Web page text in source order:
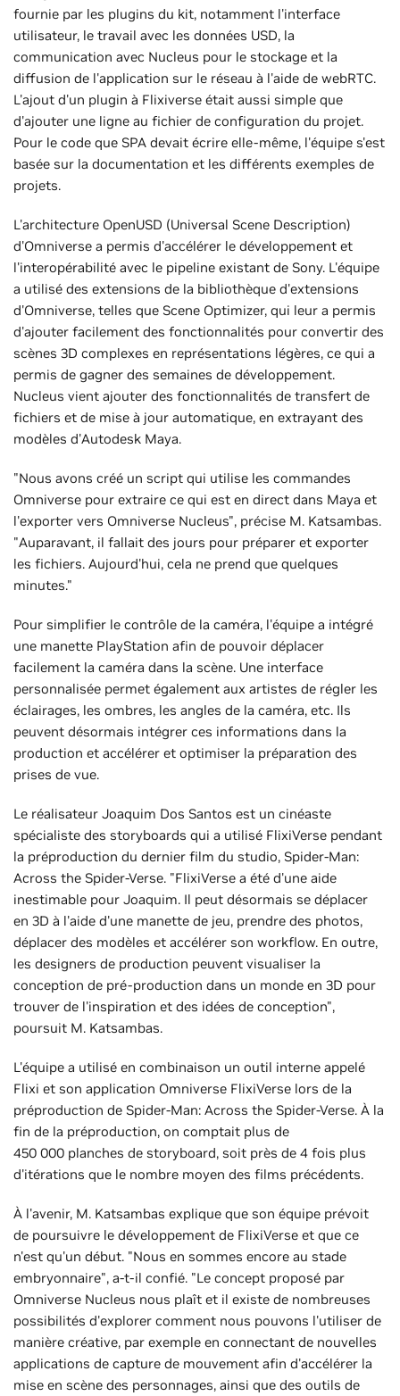
fournie par les plugins du kit, notamment l'interface
utilisateur, le travail avec les données USD, la
communication avec Nucleus pour le stockage et la
diffusion de l'application sur le réseau à l'aide de webRTC.
L'ajout d'un plugin à Flixiverse était aussi simple que
d'ajouter une ligne au fichier de configuration du projet.
Pour le code que SPA devait écrire elle-même, l'équipe s'est
basée sur la documentation et les différents exemples de
projets.
L'architecture OpenUSD (Universal Scene Description)
d'Omniverse a permis d'accélérer le développement et
l'interopérabilité avec le pipeline existant de Sony. L'équipe
a utilisé des extensions de la bibliothèque d'extensions
d'Omniverse, telles que Scene Optimizer, qui leur a permis
d'ajouter facilement des fonctionnalités pour convertir des
scènes 3D complexes en représentations légères, ce qui a
permis de gagner des semaines de développement.
Nucleus vient ajouter des fonctionnalités de transfert de
fichiers et de mise à jour automatique, en extrayant des
modèles d'Autodesk Maya.
"Nous avons créé un script qui utilise les commandes
Omniverse pour extraire ce qui est en direct dans Maya et
l'exporter vers Omniverse Nucleus", précise M. Katsambas.
"Auparavant, il fallait des jours pour préparer et exporter
les fichiers. Aujourd'hui, cela ne prend que quelques
minutes."
Pour simplifier le contrôle de la caméra, l'équipe a intégré
une manette PlayStation afin de pouvoir déplacer
facilement la caméra dans la scène. Une interface
personnalisée permet également aux artistes de régler les
éclairages, les ombres, les angles de la caméra, etc. Ils
peuvent désormais intégrer ces informations dans la
production et accélérer et optimiser la préparation des
prises de vue.
Le réalisateur Joaquim Dos Santos est un cinéaste
spécialiste des storyboards qui a utilisé FlixiVerse pendant
la préproduction du dernier film du studio, Spider-Man:
Across the Spider-Verse. "FlixiVerse a été d'une aide
inestimable pour Joaquim. Il peut désormais se déplacer
en 3D à l'aide d'une manette de jeu, prendre des photos,
déplacer des modèles et accélérer son workflow. En outre,
les designers de production peuvent visualiser la
conception de pré-production dans un monde en 3D pour
trouver de l'inspiration et des idées de conception",
poursuit M. Katsambas.
L'équipe a utilisé en combinaison un outil interne appelé
Flixi et son application Omniverse FlixiVerse lors de la
préproduction de Spider-Man: Across the Spider-Verse. À la
fin de la préproduction, on comptait plus de
450 000 planches de storyboard, soit près de 4 fois plus
d'itérations que le nombre moyen des films précédents.
À l'avenir, M. Katsambas explique que son équipe prévoit
de poursuivre le développement de FlixiVerse et que ce
n'est qu'un début. "Nous en sommes encore au stade
embryonnaire", a-t-il confié. "Le concept proposé par
Omniverse Nucleus nous plaît et il existe de nombreuses
possibilités d'explorer comment nous pouvons l'utiliser de
manière créative, par exemple en connectant de nouvelles
applications de capture de mouvement afin d'accélérer la
mise en scène des personnages, ainsi que des outils de